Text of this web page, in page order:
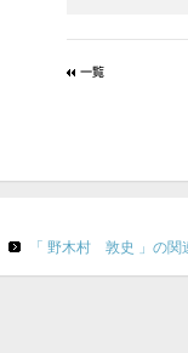
「 野木村 敦史 」の関